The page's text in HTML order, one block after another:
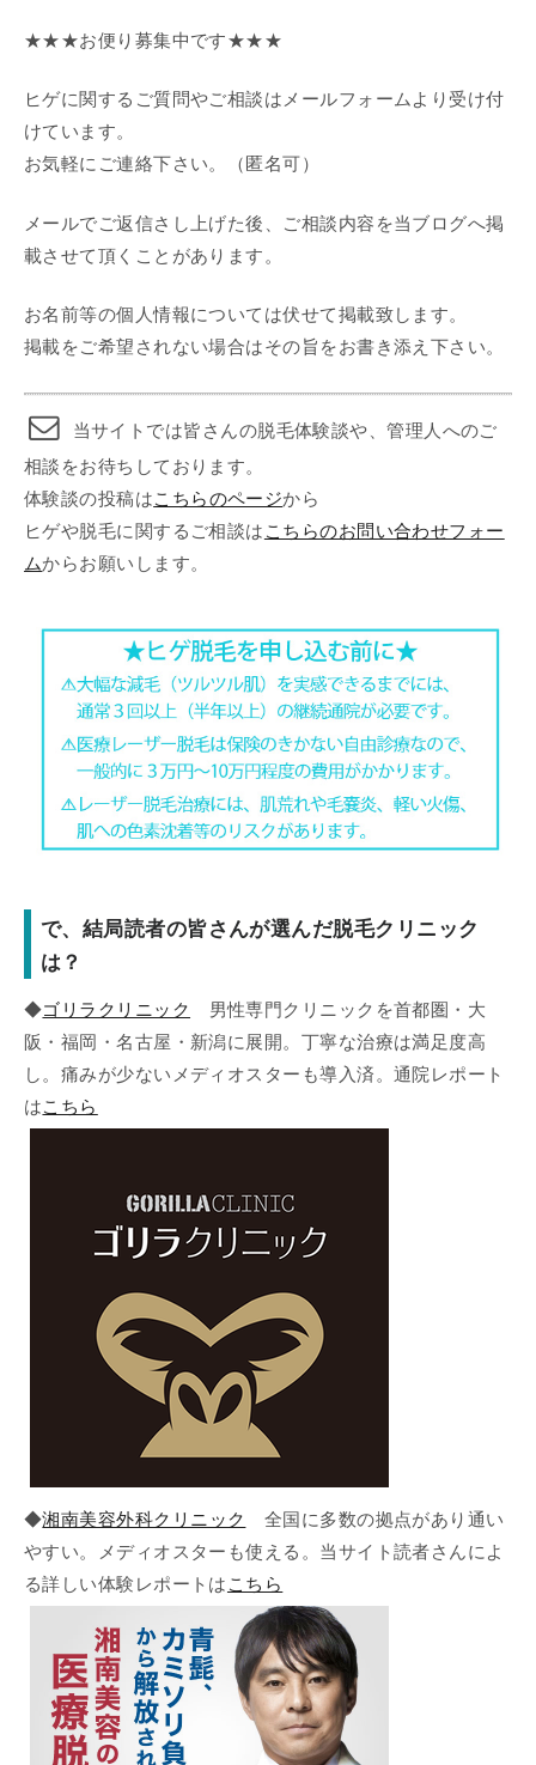
★★★お便り募集中です★★★
ヒゲに関するご質問やご相談はメールフォームより受け付
けています。
お気軽にご連絡下さい。（匿名可）
メールでご返信さし上げた後、ご相談内容を当ブログへ掲
載させて頂くことがあります。
お名前等の個人情報については伏せて掲載致します。
掲載をご希望されない場合はその旨をお書き添え下さい。
当サイトでは皆さんの脱毛体験談や、管理人へのご
相談をお待ちしております。
体験談の投稿はこちらのページから
ヒゲや脱毛に関するご相談は こちらのお問い合わせフォー
ムからお願いします。
で、結局読者の皆さんが選んだ脱毛クリニック
は？
◆ゴリラクリニック
男性専門クリニックを首都圏・大
阪・福岡・名古屋・新潟に展開。丁寧な治療は満足度高
し。痛みが少ないメディオスターも導入済。通院レポート
はこちら
◆湘南美容外科クリニック
全国に多数の拠点があり通い
やすい。メディオスターも使える。当サイト読者さんによ
る詳しい体験レポートは こちら